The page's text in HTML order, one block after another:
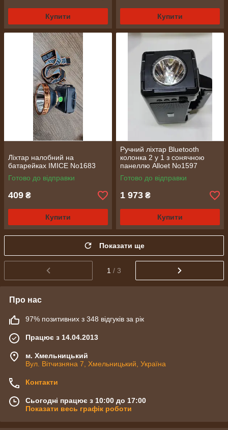
Купити Купити
Ліхтар налобний на
батарейках IMICE No1683
Готово до відправки
409 ₴
Купити
Ручний ліхтар Bluetooth
колонка 2 у 1 з сонячною
панеллю Alloet No1597
Готово до відправки
1 973 ₴
Купити
Показати ще
1 / 3
Про нас
97% позитивних з 348 відгуків за рік
Працює з 14.04.2013
м. Хмельницький
Вул. Вітчизняна 7, Хмельницький, Україна
Контакти
Сьогодні працює з 10:00 до 17:00
Показати весь графік роботи